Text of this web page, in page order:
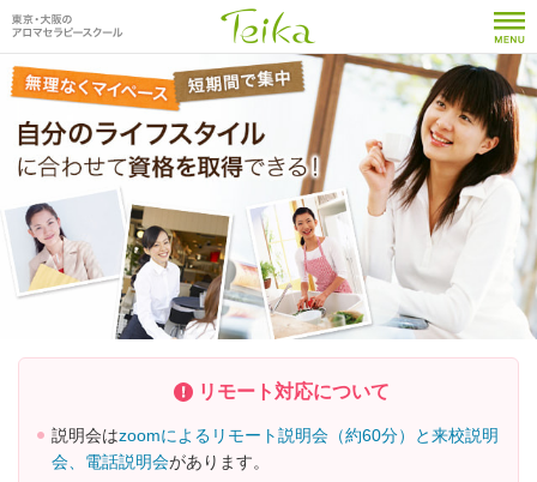
リモート対応について
説明会はzoomによるリモート説明会（約60分）と来校説明
会、電話説明会があります。